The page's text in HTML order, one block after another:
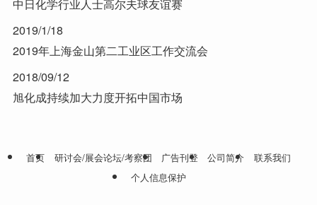
中日化学行业人士高尔夫球友谊赛
2019/1/18
2019年上海金山第二工业区工作交流会
2018/09/12
旭化成持续加大力度开拓中国市场
首页 研讨会/展会论坛/考察团 广告刊登 公司简介
联系我们
个人信息保护